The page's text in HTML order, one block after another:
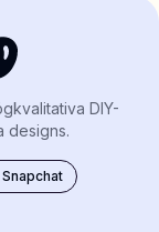
DIY-
designs.
Snapchat